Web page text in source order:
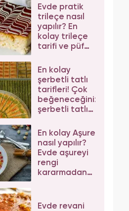
Evde pratik
trileçe nasıl
yapılır? En
kolay trileçe
tarifi ve püf
En kolay
şerbetli tatlı
tarifleri! Çok
beğeneceğiniz
şerbetli tatlı
En kolay Aşure
nasıl yapılır?
Evde aşureyi
rengi
kararmadan
Evde revani